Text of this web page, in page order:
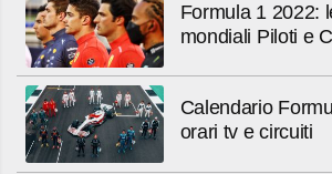
Formula 1 2022:
mondiali Piloti e
Calendario
orari tv e circuiti